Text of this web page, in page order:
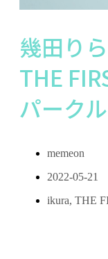
幾田り
THE
パークル
memeon
2022-05-21
ikura, THE